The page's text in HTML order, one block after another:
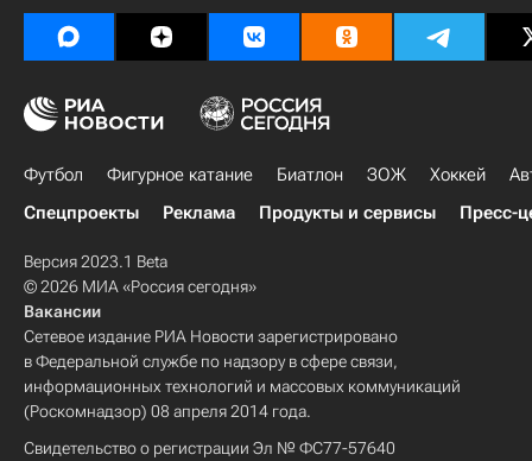
Футбол Фигурное катание Биатлон ЗОЖ Хоккей
Спецпроекты
Реклама Продукты и сервисы Пресс-
Версия 2023.1 Beta
© 2026 МИА «Россия сегодня»
Вакансии
Сетевое издание РИА Новости зарегистрировано
в Федеральной службе по надзору в сфере связи,
информационных технологий и массовых коммуникаций
(Роскомнадзор) 08 апреля 2014 года.
Свидетельство о регистрации Эл № ФС77-57640